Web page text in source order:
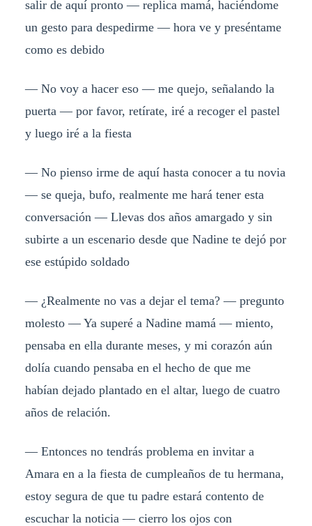
salir de aquí pronto — replica mamá, haciéndome
un gesto para despedirme — hora ve y preséntame
como es debido
— No voy a hacer eso — me quejo, señalando la
puerta — por favor, retírate, iré a recoger el pastel
y luego iré a la fiesta
— No pienso irme de aquí hasta conocer a tu novia
— se queja, bufo, realmente me hará tener esta
conversación — Llevas dos años amargado y sin
subirte a un escenario desde que Nadine te dejó por
ese estúpido soldado
— ¿Realmente no vas a dejar el tema? — pregunto
molesto — Ya superé a Nadine mamá — miento,
pensaba en ella durante meses, y mi corazón aún
dolía cuando pensaba en el hecho de que me
habían dejado plantado en el altar, luego de cuatro
años de relación.
— Entonces no tendrás problema en invitar a
Amara en a la fiesta de cumpleaños de tu hermana,
estoy segura de que tu padre estará contento de
escuchar la noticia — cierro los ojos con